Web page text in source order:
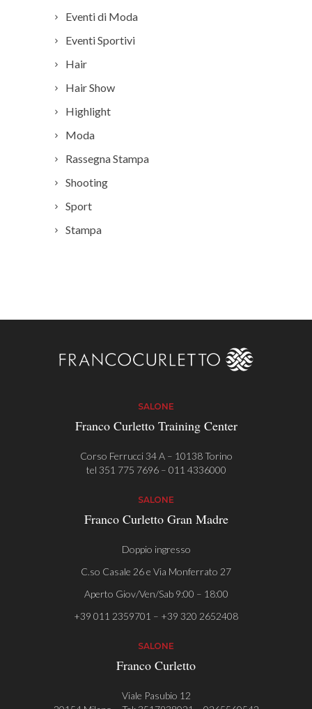
Eventi di Moda
Eventi Sportivi
Hair
Hair Show
Highlight
Moda
Rassegna Stampa
Shooting
Sport
Stampa
SALONE
Franco Curletto Training Center
Corso Ferrucci 34 A – 10138 Torino
tel 351 775 7696– 011 4336000
SALONE
Franco Curletto Gran Madre
Doppio ingresso
C.so Casale 26 e Via Monferrato 27
Aperto Giov/Ven/Sab 9:00 – 18:00
+39 011 2359701 – +39 320 2652408
SALONE
Franco Curletto
Viale Pasubio 12